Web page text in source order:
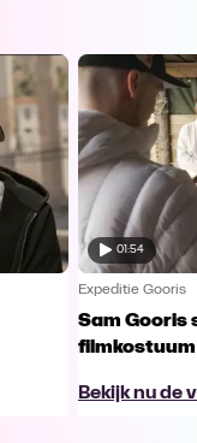
01:54
Expeditie Gooris
Sam Gooris
filmkostuum
Bekijk nu de